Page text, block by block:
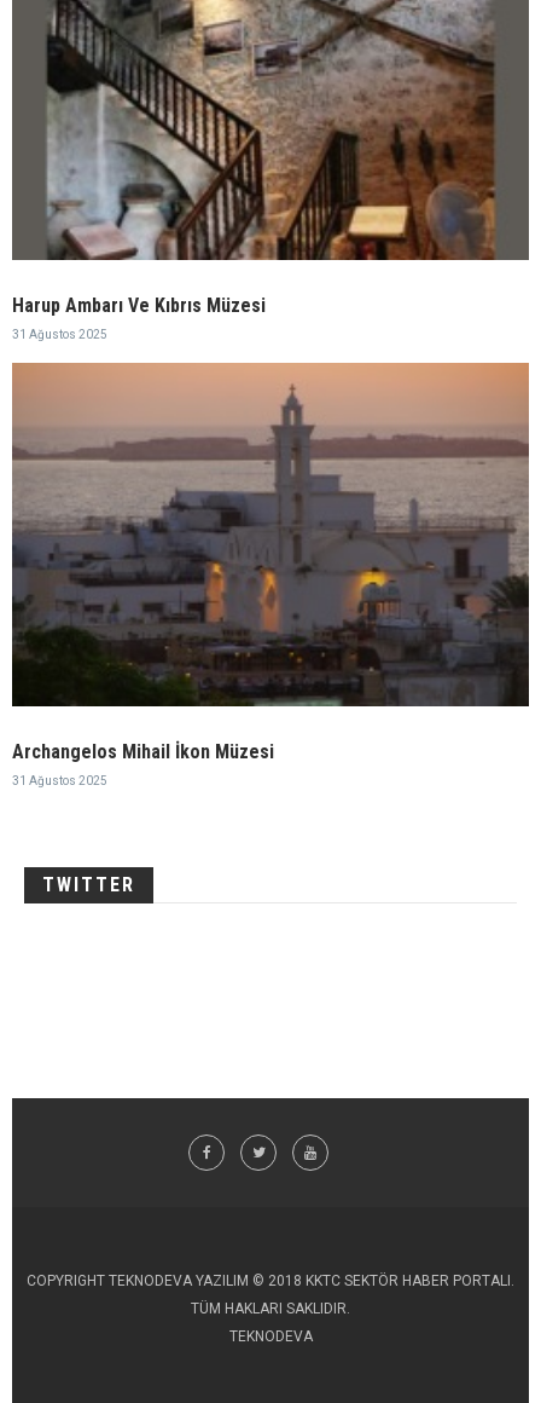
Harup Ambarı Ve Kıbrıs Müzesi
31 Ağustos 2025
Archangelos Mihail İkon Müzesi
31 Ağustos 2025
TWITTER
COPYRIGHT TEKNODEVA YAZILIM © 2018 KKTC SEKTÖR HABER PORTALI.
TÜM HAKLARI SAKLIDIR.
TEKNODEVA